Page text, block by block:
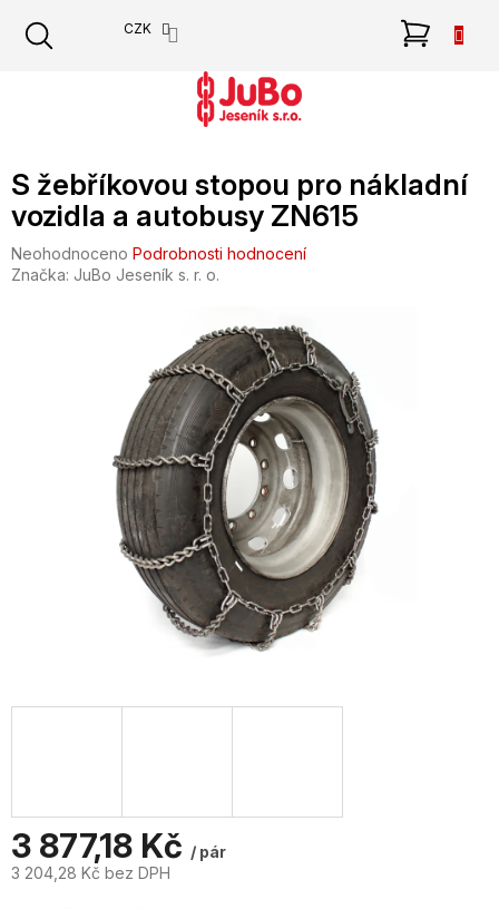
obsah
CZK
S žebříkovou stopou pro nákladní
vozidla a autobusy ZN615
Průměrné
hodnocení
Neohodnoceno Podrobnosti hodnocení
Značka: JuBo Jeseník s. r. o.
3 877,18 Kč / pár
3 204,28 Kč bez DPH